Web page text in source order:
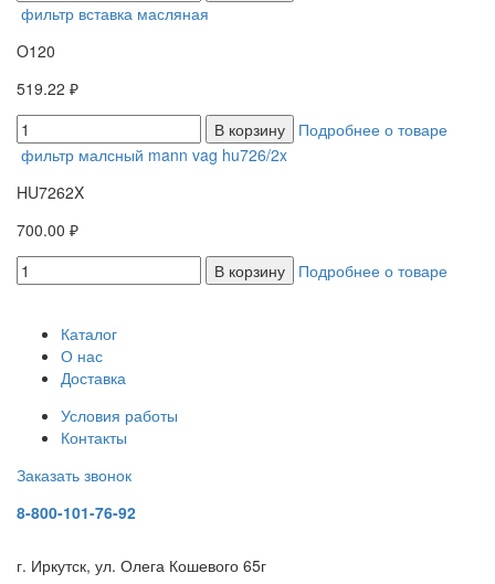
фильтр вставка масляная
O120
519.22 ₽
В корзину
Подробнее о товаре
фильтр малсный mann vag hu726/2x
HU7262X
700.00 ₽
В корзину
Подробнее о товаре
Каталог
О нас
Доставка
Условия работы
Контакты
Заказать звонок
8-800-101-76-92
г. Иркутск, ул. Олега Кошевого 65г